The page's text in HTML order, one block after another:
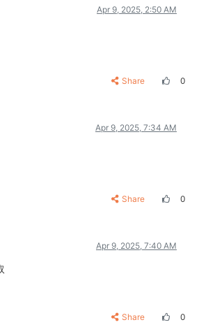
Apr 9, 2025, 2:50 AM
Share 0
Apr 9, 2025, 7:34 AM
Share 0
Apr 9, 2025, 7:40 AM
Share 0